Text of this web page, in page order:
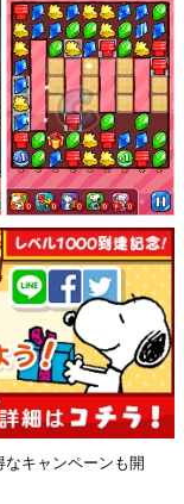
キャンペーンも開